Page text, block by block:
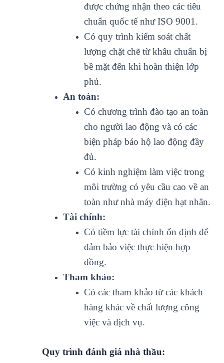
được chứng nhận theo các tiêu
chuẩn quốc tế như ISO 9001.
Có quy trình kiểm soát chất
lượng chặt chẽ từ khâu chuẩn bị
bề mặt đến khi hoàn thiện lớp
phủ.
An toàn:
Có chương trình đào tạo an toàn
cho người lao động và có các
biện pháp bảo hộ lao động đầy
đủ.
Có kinh nghiệm làm việc trong
môi trường có yêu cầu cao về an
toàn như nhà máy điện hạt nhân.
Tài chính:
Có tiềm lực tài chính ổn định để
đảm bảo việc thực hiện hợp
đồng.
Tham khảo:
Có các tham khảo từ các khách
hàng khác về chất lượng công
việc và dịch vụ.
Quy trình đánh giá nhà thầu: